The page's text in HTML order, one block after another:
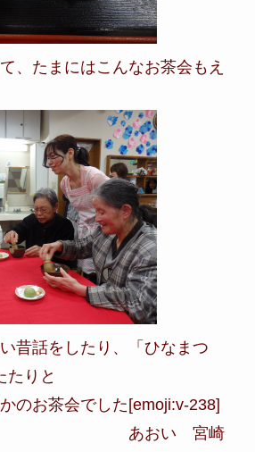
、たまにはこんなお茶会もえ
昔話をしたり、「ひなまつ
たりと
のお茶会でした[emoji:v-238]
い 宮崎